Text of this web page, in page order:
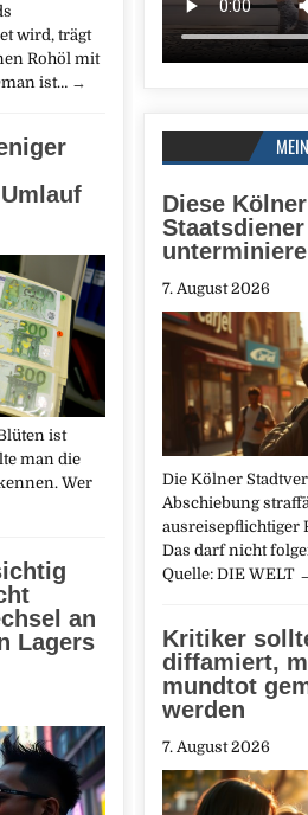
Diese Kölner
Staatsdiener
7. August 2026
Die Kölner
Abschiebung
ausreisepflichtiger
Das darf nicht
Quelle: DIE WELT
Kritiker
diffamiert,
mundtot
werden
7. August 2026
wird, trägt
Rohöl mit
ist… →
ist
man die
Wer
an
Lagers